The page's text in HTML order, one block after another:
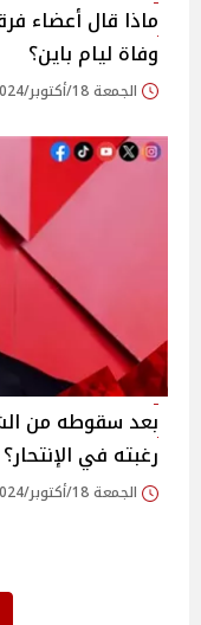
وفاة ليام باين؟
الجمعة 18/أكتوبر/2024 - 02:39 م
بعد سقوطه من
رغبته في الإنتحار؟
الجمعة 18/أكتوبر/2024 - 12:35 م